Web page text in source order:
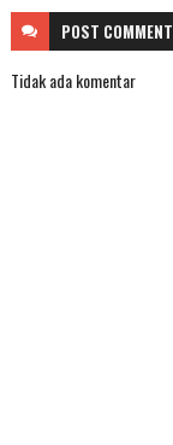
POST COMMENT
Tidak ada komentar